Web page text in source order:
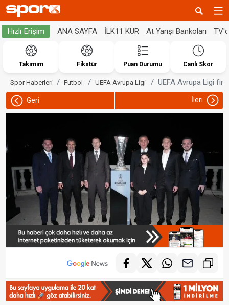
Hızlı Erişim ANA SAYFA İLK11 KUR At Yarışı Bankoları
Takımım Fikstür Puan Durumu Canlı Skor
Spor Haberleri Futbol UEFA Avrupa Ligi UEFA Avrupa Ligi
Geri İleri